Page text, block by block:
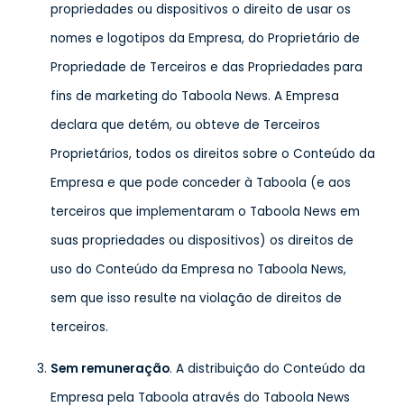
propriedades ou dispositivos o direito de usar os
nomes e logotipos da Empresa, do Proprietário de
Propriedade de Terceiros e das Propriedades para
fins de marketing do Taboola News. A Empresa
declara que detém, ou obteve de Terceiros
Proprietários, todos os direitos sobre o Conteúdo da
Empresa e que pode conceder à Taboola (e aos
terceiros que implementaram o Taboola News em
suas propriedades ou dispositivos) os direitos de
uso do Conteúdo da Empresa no Taboola News,
sem que isso resulte na violação de direitos de
terceiros.
Sem remuneração. A distribuição do Conteúdo da
Empresa pela Taboola através do Taboola News